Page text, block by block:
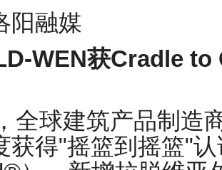
阳融媒
WEN获Cradle
全球建筑产品制造
获得"摇篮到摇篮"